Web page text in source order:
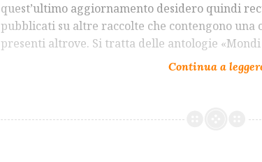
quest’ultimo aggiornamento desidero quindi
pubblicati su altre raccolte che contengono una
presenti altrove. Si tratta delle antologie